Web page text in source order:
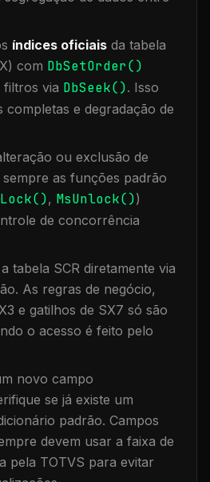
índices oficiais da tabela
com DbSetOrder()
filtros via DbSeek(). Isso
completas e degradação de
ou exclusão de
as funções padrão
, MsUnlock())
de concorrência
tabela SCR diretamente via
As regras de negócio,
e gatilhos de SX7 só são
o acesso é feito pelo
novo campo
se já existe um
padrão. Campos
devem usar a faixa de
pela TOTVS para evitar